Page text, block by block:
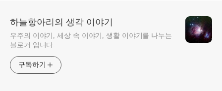
하늘항아리의 생각 이야기
우주의 이야기, 세상 속 이야기, 생활 이야기를 나누는
블로거 입니다.
구독하기